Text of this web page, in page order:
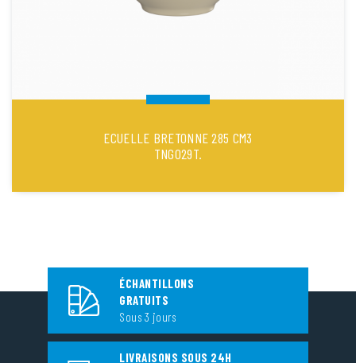
ECUELLE BRETONNE 285 CM3
TNG029T.
ÉCHANTILLONS
GRATUITS
Sous 3 jours
LIVRAISONS SOUS 24H